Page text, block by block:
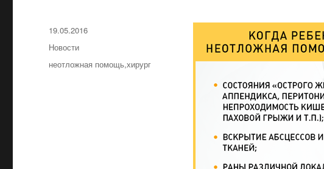
Оприлюднено
19.05.2016
Категорії
Новости
Позначки
неотложная помощь,хирург